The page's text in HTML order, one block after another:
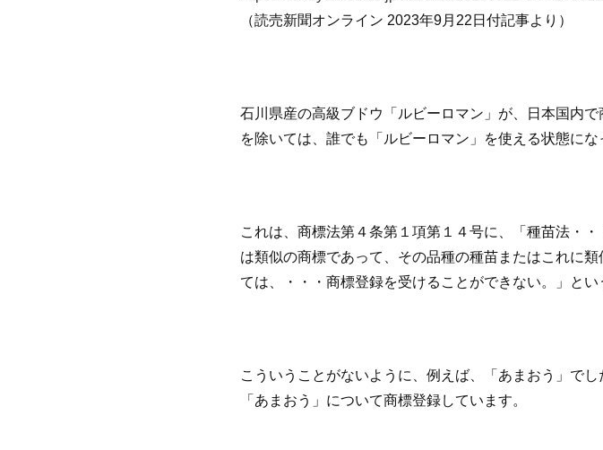
（読売新聞オンライン 2023年9月22日付記事より）
石川県産の高級ブドウ「ルビーロマン」が、日本国内
を除いては、誰でも「ルビーロマン」を使える状態にな
これは、商標法第４条第１項第１４号に、「種苗法・
は類似の商標であって、その品種の種苗またはこれに
ては、・・・商標登録を受けることができない。」とい
こういうことがないように、例えば、「あまおう」で
「あまおう」について商標登録しています。